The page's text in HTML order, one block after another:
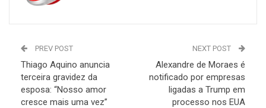
PREV POST
Thiago Aquino anuncia
terceira gravidez da
esposa: “Nosso amor
cresce mais uma vez”
NEXT POST
Alexandre de Moraes é
notificado por empresas
ligadas a Trump em
processo nos EUA